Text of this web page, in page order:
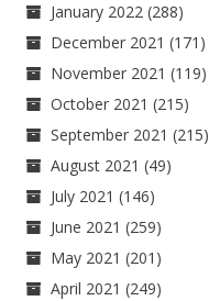
January 2022 (288)
December 2021 (171)
November 2021 (119)
October 2021 (215)
September 2021 (215)
August 2021 (49)
July 2021 (146)
June 2021 (259)
May 2021 (201)
April 2021 (249)